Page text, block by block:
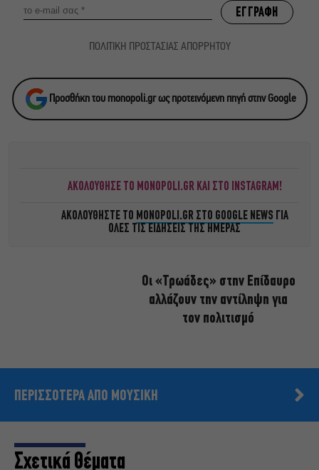
ΠΟΛΙΤΙΚΗ ΠΡΟΣΤΑΣΙΑΣ ΑΠΟΡΡΗΤΟΥ
Προσθήκη του monopoli.gr ως προτεινόμενη πηγή στην Google
ΑΚΟΛΟΥΘΗΣΕ ΤΟ MONOPOLI.GR ΚΑΙ ΣΤΟ INSTAGRAM!
ΑΚΟΛΟΥΘΗΣΤΕ ΤΟ MONOPOLI.GR ΣΤΟ GOOGLE NEWS ΓΙΑ
ΟΛΕΣ ΤΙΣ ΕΙΔΗΣΕΙΣ ΤΗΣ ΗΜΕΡΑΣ
Οι «Τρωάδες» στην Επίδαυρο
αλλάζουν την αντίληψη για
τον πολιτισμό
ΠΕΡΙΣΣΟΤΕΡΑ ΑΠΟ ΜΟΥΣΙΚΗ
Σχετικά Θέματα